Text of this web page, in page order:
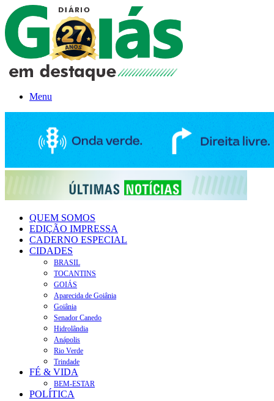
Menu
QUEM SOMOS
EDIÇÃO IMPRESSA
CADERNO ESPECIAL
CIDADES
BRASIL
TOCANTINS
GOIÁS
Aparecida de Goiânia
Goiânia
Senador Canedo
Hidrolândia
Anápolis
Rio Verde
Trindade
FÉ & VIDA
BEM-ESTAR
POLÍTICA